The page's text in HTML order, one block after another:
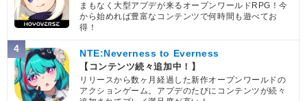
まもなく大型アプデが来るオープンワールドRPG！今
から始めれば豊富なコンテンツで何時間も遊べてお
得！
4 NTE:Neverness to Everness
【コンテンツ続々追加中！】
リリースから数ヶ月経過した新作オープンワールドの
アクションゲーム。アプデのたびにコンテンツが続々